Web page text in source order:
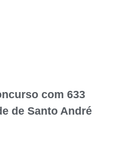
com 633
de Santo André